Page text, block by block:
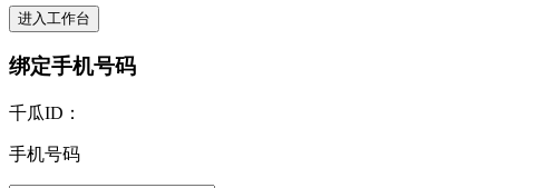
进入工作台
绑定手机号码
千瓜ID：
手机号码